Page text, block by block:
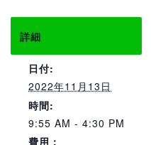
詳細
日付:
2022年11月13日
時間:
9:55 AM - 4:30 PM
費用：